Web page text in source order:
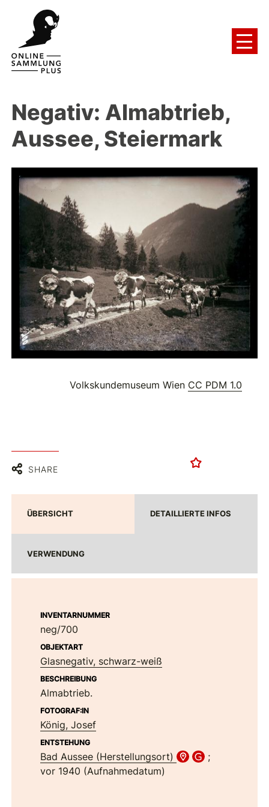
Negativ: Almabtrieb,
Aussee, Steiermark
Volkskundemuseum Wien CC PDM 1.0
SHARE
ÜBERSICHT DETAILLIERTE INFOS
VERWENDUNG
INVENTARNUMMER
neg/700
OBJEKTART
Glasnegativ, schwarz-weiß
BESCHREIBUNG
Almabtrieb.
FOTOGRAF:IN
König, Josef
ENTSTEHUNG
Bad Aussee (Herstellungsort)
;
vor 1940 (Aufnahmedatum)